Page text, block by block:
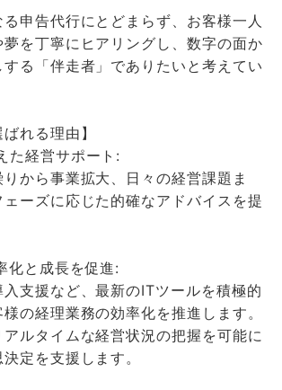
申告代行にとどまらず、お客様一人
を丁寧にヒアリングし、数字の面か
る「伴走者」でありたいと考えてい
れる理由】
経営サポート:
から事業拡大、日々の経営課題ま
ーズに応じた的確なアドバイスを提
と成長を促進:
支援など、最新のITツールを積極的
の経理業務の効率化を推進します。
ルタイムな経営状況の把握を可能に
定を支援します。